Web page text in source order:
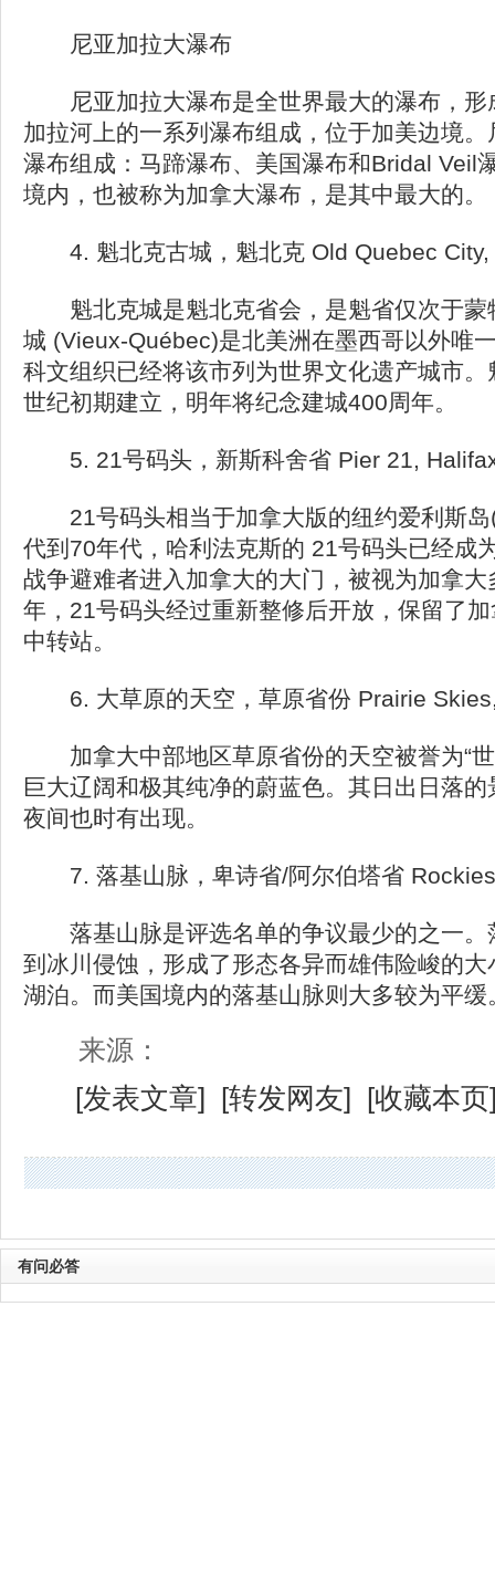
尼亚加拉大瀑布
尼亚加拉大瀑布是全世界最大的瀑布，形
加拉河上的一系列瀑布组成，位于加美边境
瀑布组成：马蹄瀑布、美国瀑布和Bridal Veil
境内，也被称为加拿大瀑布，是其中最大的。
4. 魁北克古城，魁北克 Old Quebec City,
魁北克城是魁北克省会，是魁省仅次于蒙
城 (Vieux-Québec)是北美洲在墨西哥以外唯
科文组织已经将该市列为世界文化遗产城市
世纪初期建立，明年将纪念建城400周年。
5. 21号码头，新斯科舍省 Pier 21,
21号码头相当于加拿大版的纽约爱利斯岛
代到70年代，哈利法克斯的 21号码头已经成
战争避难者进入加拿大的大门，被视为加拿
年，21号码头经过重新整修后开放，保留了
中转站。
6. 大草原的天空，草原省份 Prairie
加拿大中部地区草原省份的天空被誉为“世
巨大辽阔和极其纯净的蔚蓝色。其日出日落
夜间也时有出现。
7. 落基山脉，卑诗省/阿尔伯塔省
落基山脉是评选名单的争议最少的之一。
到冰川侵蚀，形成了形态各异而雄伟险峻的
湖泊。而美国境内的落基山脉则大多较为平缓
来源：
[发表文章] [转发网友] [收藏本页
有问必答